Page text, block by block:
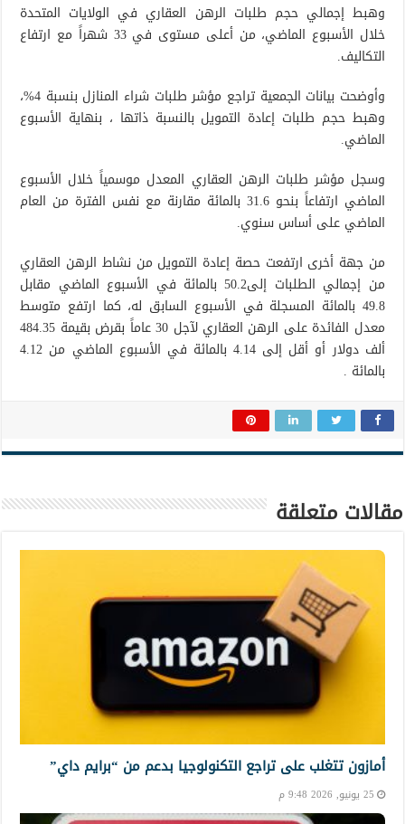
وهبط إجمالي حجم طلبات الرهن العقاري في الولايات المتحدة
خلال الأسبوع الماضي، من أعلى مستوى في 33 شهراً مع ارتفاع
التكاليف.
وأوضحت بيانات الجمعية تراجع مؤشر طلبات شراء المنازل بنسبة 4%،
وهبط حجم طلبات إعادة التمويل بالنسبة ذاتها ، بنهاية الأسبوع
الماضي.
وسجل مؤشر طلبات الرهن العقاري المعدل موسمياً خلال الأسبوع
الماضي ارتفاعاً بنحو 31.6 بالمائة مقارنة مع نفس الفترة من العام
الماضي على أساس سنوي.
من جهة أخرى ارتفعت حصة إعادة التمويل من نشاط الرهن العقاري
من إجمالي الطلبات إلى50.2 بالمائة في الأسبوع الماضي مقابل
49.8 بالمائة المسجلة في الأسبوع السابق له، كما ارتفع متوسط
معدل الفائدة على الرهن العقاري لآجل 30 عاماً بقرض بقيمة 484.35
ألف دولار أو أقل إلى 4.14 بالمائة في الأسبوع الماضي من 4.12
بالمائة .
مقالات متعلقة
أمازون تتغلب على تراجع التكنولوجيا بدعم من “برايم داي”
25 يونيو, 2026 9:48 م